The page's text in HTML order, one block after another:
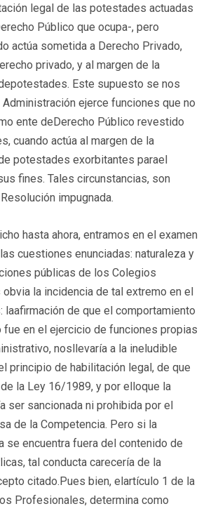
legal de las potestades actuadas
Público que ocupa-, pero
actúa sometida a Derecho Privado,
privado, y al margen de la
Este supuesto se nos
Administración ejerce funciones que no
ente deDerecho Público revestido
cuando actúa al margen de la
potestades exorbitantes parael
fines. Tales circunstancias, son
impugnada.
hasta ahora, entramos en el examen
cuestiones enunciadas: naturaleza y
públicas de los Colegios
la incidencia de tal extremo en el
laafirmación de que el comportamiento
fue en el ejercicio de funciones propias
nosllevaría a la ineludible
principio de habilitación legal, de que
la Ley 16/1989, y por elloque la
ser sancionada ni prohibida por el
de la Competencia. Pero si la
se encuentra fuera del contenido de
tal conducta carecería de la
citado.Pues bien, elartículo 1 de la
Profesionales, determina como